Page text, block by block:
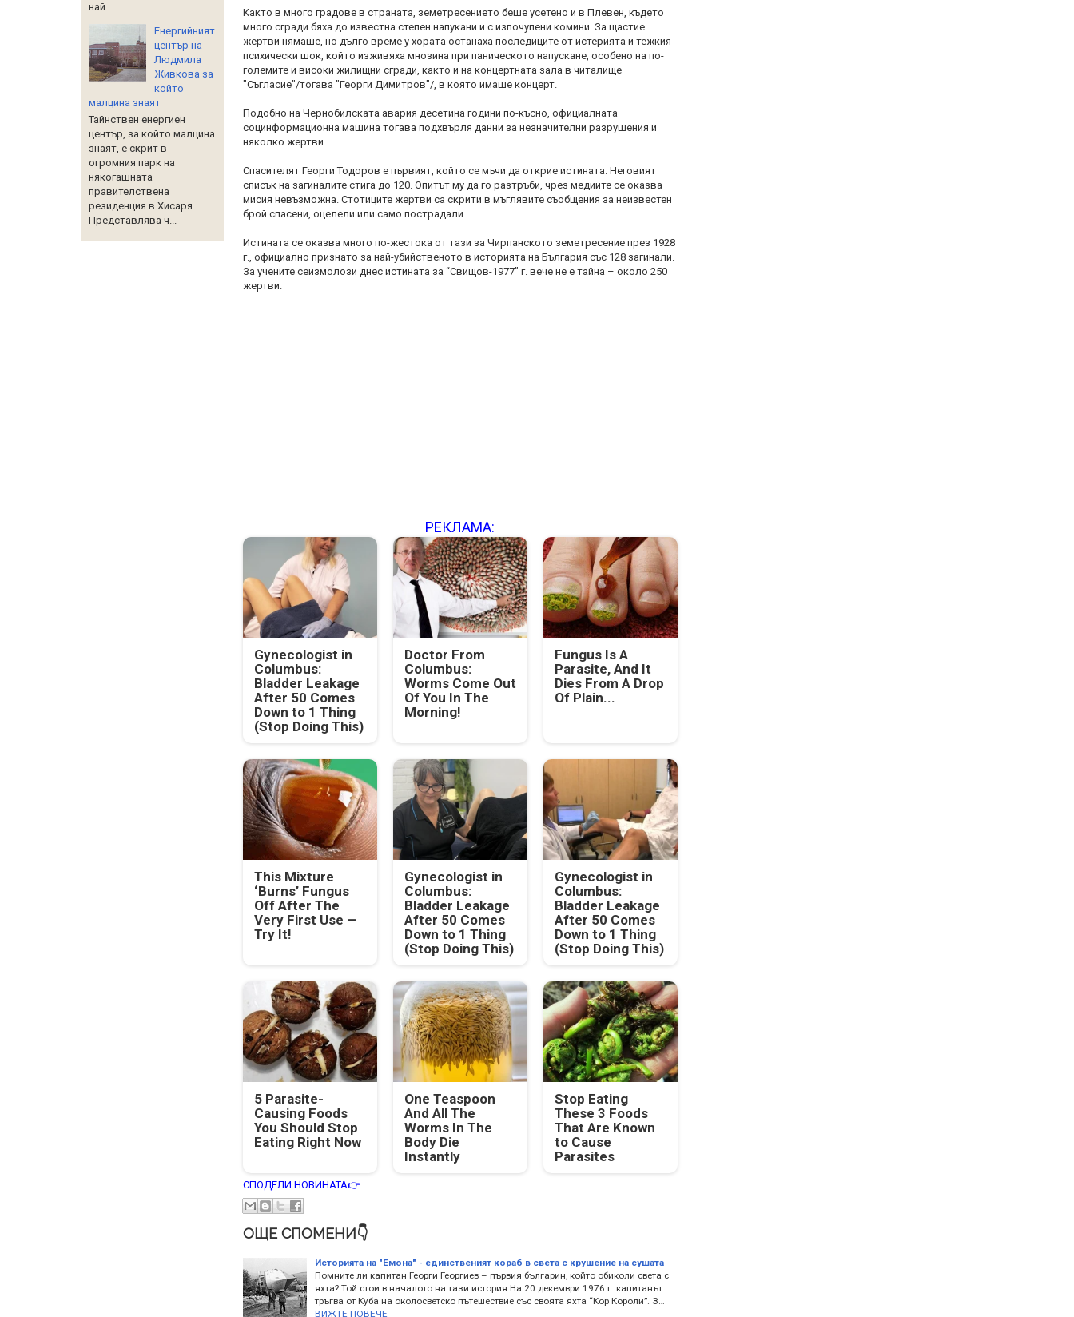
Както в много градове в страната, земетресението беше усетено и в Плевен, където
много сгради бяха до известна степен напукани и с изпочупени комини. За щастие
жертви нямаше, но дълго време у хората останаха последиците от истерията и тежкия
психически шок, който изживяха мнозина при паническото напускане, особено на по-
големите и високи жилищни сгради, както и на концертната зала в читалище
"Съгласие"/тогава "Георги Димитров"/, в която имаше концерт.
Подобно на Чернобилската авария десетина години по-късно, официалната
социнформационна машина тогава подхвърля данни за незначителни разрушения и
няколко жертви.
Спасителят Георги Тодоров е първият, който се мъчи да открие истината. Неговият
списък на загиналите стига до 120. Опитът му да го разтръби, чрез медиите се оказва
мисия невъзможна. Стотиците жертви са скрити в мъглявите съобщения за неизвестен
брой спасени, оцелели или само пострадали.
Истината се оказва много по-жестока от тази за Чирпанското земетресение през 1928
г., официално признато за най-убийственото в историята на България със 128 загинали.
За учените сеизмолози днес истината за “Свищов-1977” г. вече не е тайна – около 250
жертви.
РЕКЛАМА:
Gynecologist in
Columbus:
Bladder Leakage
After 50 Comes
Down to 1 Thing
(Stop Doing This)
Doctor From
Columbus:
Worms Come Out
Of You In The
Morning!
Fungus Is A
Parasite, And It
Dies From A Drop
Of Plain...
This Mixture
‘Burns’ Fungus
Off After The
Very First Use —
Try It!
Gynecologist in
Columbus:
Bladder Leakage
After 50 Comes
Down to 1 Thing
(Stop Doing This)
Gynecologist in
Columbus:
Bladder Leakage
After 50 Comes
Down to 1 Thing
(Stop Doing This)
5 Parasite-
Causing Foods
You Should Stop
Eating Right Now
One Teaspoon
And All The
Worms In The
Body Die
Instantly
Stop Eating
These 3 Foods
That Are Known
to Cause
Parasites
СПОДЕЛИ НОВИНАТА👉
ОЩЕ СПОМЕНИ👇
Историята на "Емона" - единственият кораб в света с крушение на сушата
Помните ли капитан Георги Георгиев – първия българин, който обиколи света с
яхта? Той стои в началото на тази история.На 20 декември 1976 г. капитанът
тръгва от Куба на околосветско пътешествие със своята яхта “Кор Короли”. З…
ВИЖТЕ ПОВЕЧЕ
най...
Енергийният
център на
Людмила
Живкова за
който
малцина знаят
Тайнствен енергиен
център, за който малцина
знаят, е скрит в
огромния парк на
някогашната
правителствена
резиденция в Хисаря.
Представлява ч...